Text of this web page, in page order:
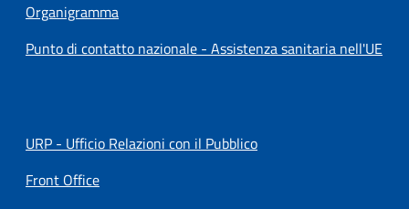
Organigramma
Punto di contatto nazionale - Assistenza sanitaria nell'UE
URP - Ufficio Relazioni con il Pubblico
Front Office